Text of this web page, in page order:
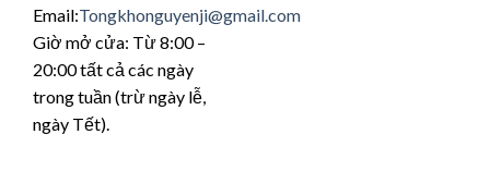
Email:Tongkhonguyenji@gmail.com
Giờ mở cửa: Từ 8:00 –
20:00 tất cả các ngày
trong tuần (trừ ngày lễ,
ngày Tết).